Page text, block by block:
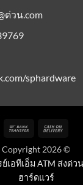
ด่วน.com
sphardware
Bank
Copyright 2026 ©
เอทีเอ็ม ATM ส่งด่
ฮาร์ดแวร์